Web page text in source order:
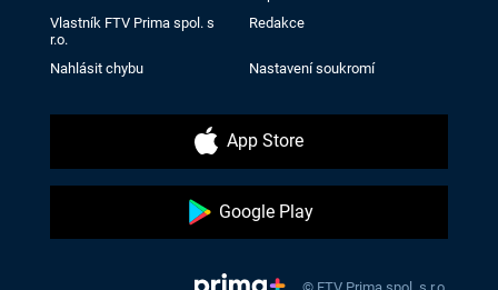
Vlastník FTV Prima spol. s
r.o.
Redakce
Nahlásit chybu Nastavení soukromí
App Store
Google Play